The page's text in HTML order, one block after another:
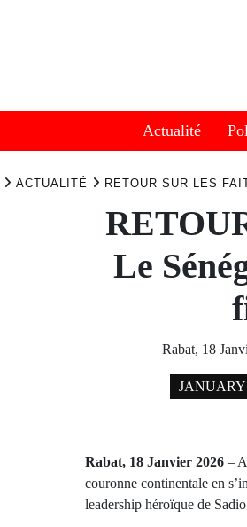
Actualité
ACTUALITÉ RETOUR SUR LES
Le
Rabat, 18
JANUARY
Rabat, 18 Janvier 2026 –
couronne continentale en
leadership héroïque de